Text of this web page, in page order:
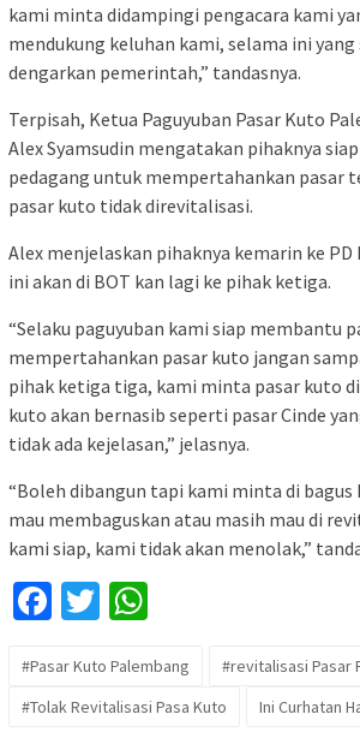
kami minta didampingi pengacara kami
mendukung keluhan kami, selama ini yang
dengarkan pemerintah,” tandasnya.
Terpisah, Ketua Paguyuban Pasar Kuto
Alex Syamsudin mengatakan pihaknya
pedagang untuk mempertahankan pasar
pasar kuto tidak direvitalisasi.
Alex menjelaskan pihaknya kemarin ke PD
ini akan di BOT kan lagi ke pihak ketiga.
“Selaku paguyuban kami siap membantu
mempertahankan pasar kuto jangan
pihak ketiga tiga, kami minta pasar kuto di
kuto akan bernasib seperti pasar Cinde
tidak ada kejelasan,” jelasnya.
“Boleh dibangun tapi kami minta di bagus
mau membaguskan atau masih mau di
kami siap, kami tidak akan menolak,”
Facebook
Twitter
#Pasar Kuto Palembang
#revitalisasi Pasar
#Tolak Revitalisasi Pasa Kuto
Ini Curhatan